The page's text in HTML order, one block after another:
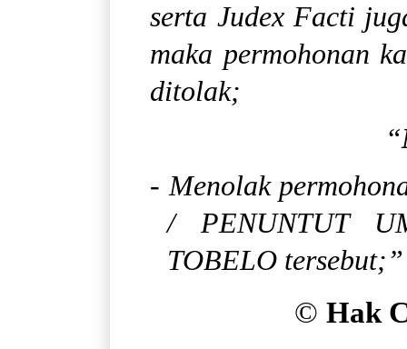
serta Judex Facti
maka permohonan
ditolak;
“
- Menolak
/ PENUNTUT
TOBELO tersebut;”
©Hak